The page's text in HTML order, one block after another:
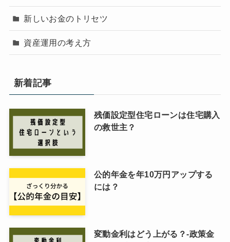
新しいお金のトリセツ
資産運用の考え方
新着記事
残価設定型住宅ローンは住宅購入
の救世主？
公的年金を年10万円アップする
には？
変動金利はどう上がる？-政策金